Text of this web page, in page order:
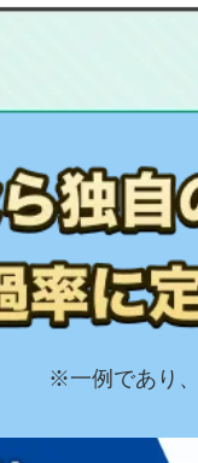
※一例であり